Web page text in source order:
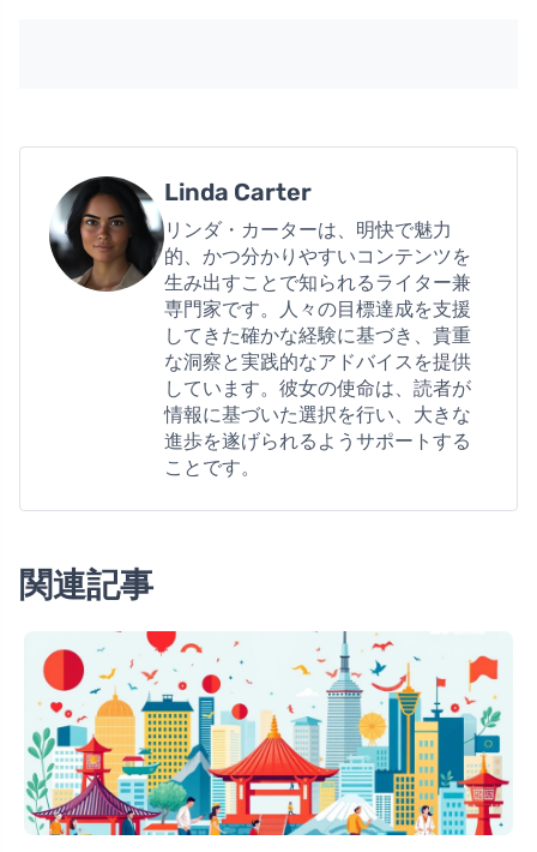
Linda Carter
リンダ・カーターは、明快で魅力
的、かつ分かりやすいコンテンツを
生み出すことで知られるライター兼
専門家です。人々の目標達成を支援
してきた確かな経験に基づき、貴重
な洞察と実践的なアドバイスを提供
しています。彼女の使命は、読者が
情報に基づいた選択を行い、大きな
進歩を遂げられるようサポートする
ことです。
関連記事